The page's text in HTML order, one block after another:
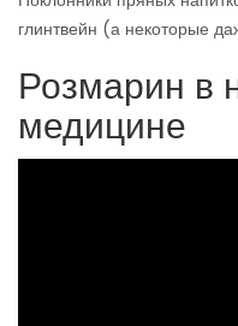
глинтвейн (а некоторые
Розмарин в
медицине